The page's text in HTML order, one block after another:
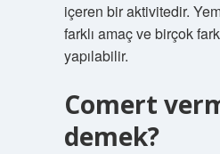
içeren bir aktivitedir.
farklı amaç ve birçok
yapılabilir.
Comert
demek?